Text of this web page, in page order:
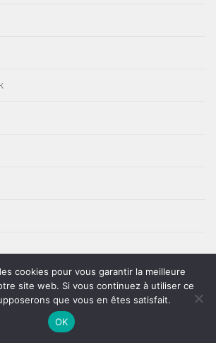
cookies pour vous garantir la meilleure
site web. Si vous continuez à utiliser ce
que vous en êtes satisfait.
OK